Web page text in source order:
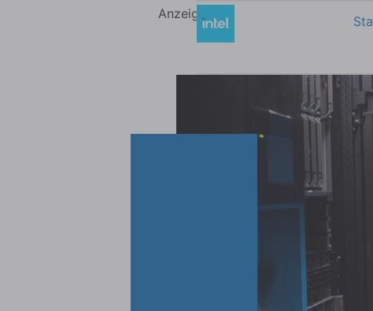
Anzeige